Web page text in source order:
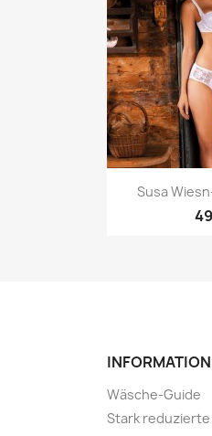

Susa
INFORMATION
Wäsche-Guide
Stark reduzierte